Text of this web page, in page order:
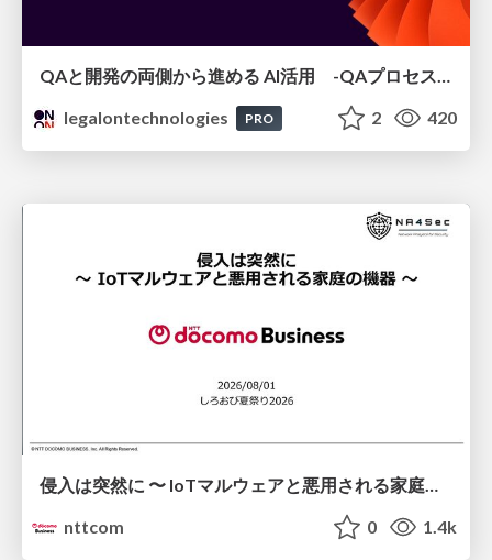
legalontechnologies
PRO 2 420
侵入は突然に 〜 IoTマルウェアと悪用される家庭の機器 ～ / When Intrusion Strikes: IoT Malware and the Abuse of Home Devices
nttcom
0 1.4k